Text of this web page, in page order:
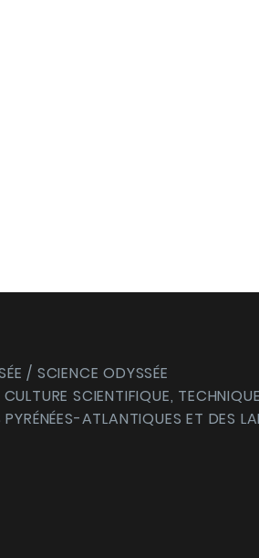
/ SCIENCE ODYSSÉE
SCIENTIFIQUE,
ATLANTIQUES ET DES